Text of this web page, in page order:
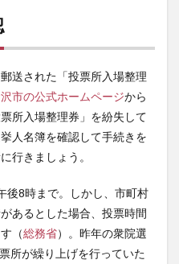
送された「投票所入場整理
市の公式ホームページから
所入場整理券」を紛失して
人名簿を確認して手続きを
行きましょう。
後8時まで。しかし、市町村
あるとした場合、投票時間
（総務省）。昨年の衆院選
所が繰り上げを行っていた